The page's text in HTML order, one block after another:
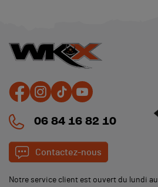
06 84 16 82 10
Contactez-nous
Notre service client est ouvert du lundi au